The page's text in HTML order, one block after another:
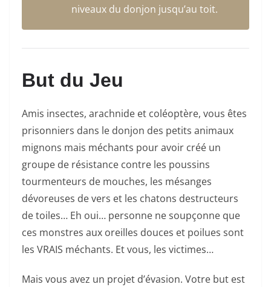
niveaux du donjon jusqu’au toit.
But du Jeu
Amis insectes, arachnide et coléoptère, vous êtes
prisonniers dans le donjon des petits animaux
mignons mais méchants pour avoir créé un
groupe de résistance contre les poussins
tourmenteurs de mouches, les mésanges
dévoreuses de vers et les chatons destructeurs
de toiles… Eh oui… personne ne soupçonne que
ces monstres aux oreilles douces et poilues sont
les VRAIS méchants. Et vous, les victimes…
Mais vous avez un projet d’évasion. Votre but est